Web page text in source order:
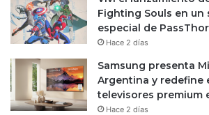
Fighting Souls en un
especial de PassThor
Hace 2 días
Samsung presenta
Argentina y redefine
televisores premium
Hace 2 días